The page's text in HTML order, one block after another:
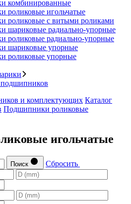
комбинированные
роликовые игольчатые
роликовые с витыми роликами
шариковые радиально-упорные
роликовые радиально-упорные
шариковые упорные
роликовые упорные
и комплектующих Каталог
Подшипники роликовые
игольчатые
Поиск
Сбросить